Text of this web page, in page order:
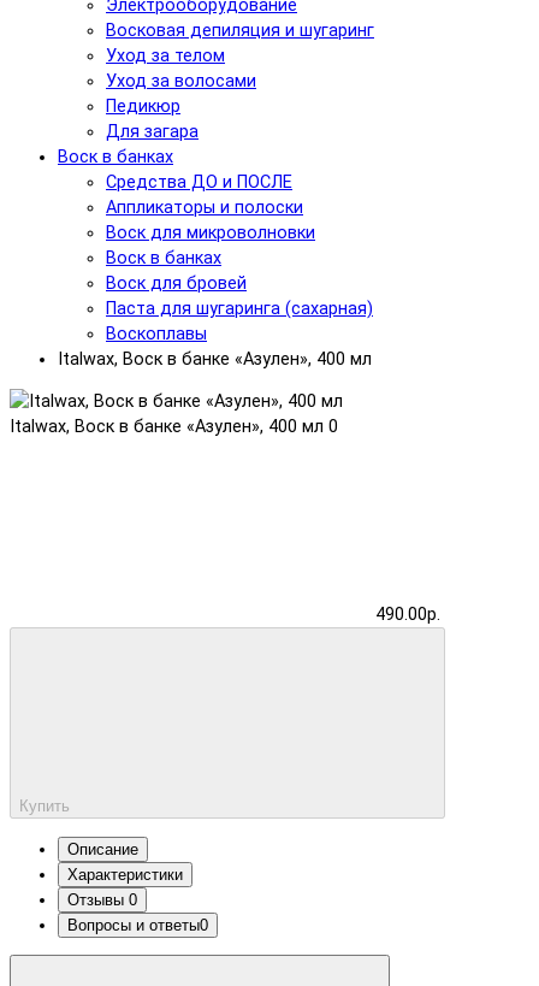
Электрооборудование
Восковая депиляция и шугаринг
Уход за телом
Уход за волосами
Педикюр
Для загара
Воск в банках
Средства ДО и ПОСЛЕ
Аппликаторы и полоски
Воск для микроволновки
Воск в банках
Воск для бровей
Паста для шугаринга (сахарная)
Воскоплавы
Italwax, Воск в банке «Азулен», 400 мл
Italwax, Воск в банке «Азулен», 400 мл 0
490.00р.
Купить
Описание
Характеристики
Отзывы 0
Вопросы и ответы0